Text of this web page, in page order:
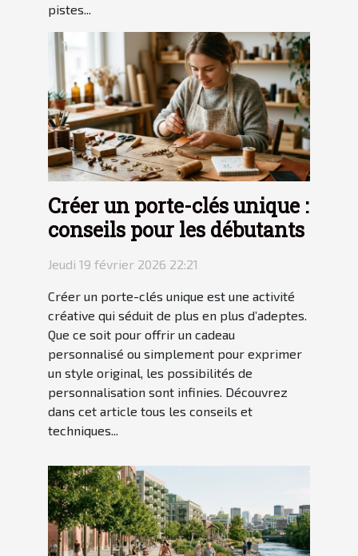
pistes...
Créer un porte-clés unique :
conseils pour les débutants
Jeudi 19 février 2026 22:21
Créer un porte-clés unique est une activité
créative qui séduit de plus en plus d’adeptes.
Que ce soit pour offrir un cadeau
personnalisé ou simplement pour exprimer
un style original, les possibilités de
personnalisation sont infinies. Découvrez
dans cet article tous les conseils et
techniques...